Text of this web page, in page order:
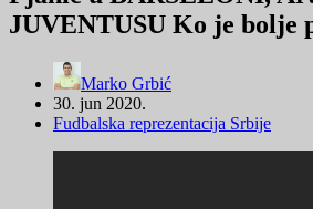
JUVENTUSU Ko je bolje
Marko Grbić
30. jun 2020.
Fudbalska reprezentacija Srbije